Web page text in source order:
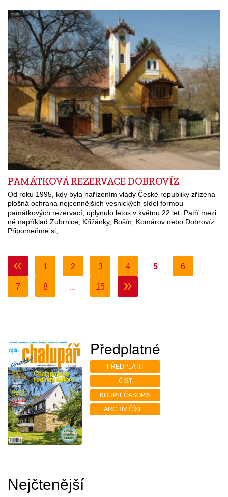
PAMÁTKOVÁ REZERVACE DOBROVÍZ
Od roku 1995, kdy byla nařízením vlády České republiky zřízena
plošná ochrana nejcennějších vesnických sídel formou
památkových rezervací, uplynulo letos v květnu 22 let. Patří mezi
ně například Zubrnice, Křižánky, Bošín, Komárov nebo Dobrovíz.
Připomeňme si,…
« 1 2 3 4 5 6
7 8 ... 15 »
Předplatné
PŘEDPLATIT
ČÍST
KOUPIT ČASOPIS
ARCHIV ČÍSEL
Nejčtenější